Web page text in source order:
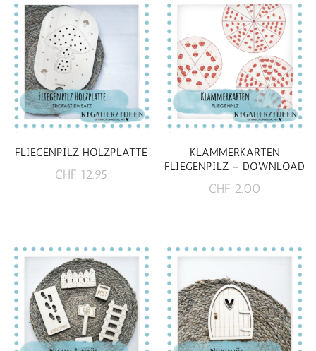
FLIEGENPILZ HOLZPLATTE
CHF 12.95
KLAMMERKARTEN
FLIEGENPILZ – DOWNLOAD
CHF 2.00